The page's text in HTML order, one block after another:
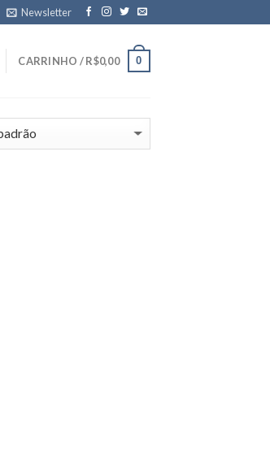
Newsletter
CARRINHO /R$0,00 0